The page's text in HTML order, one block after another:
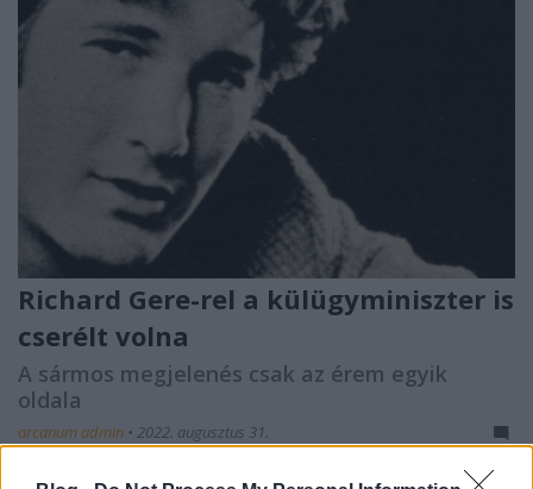
Richard Gere-rel a külügyminiszter is
cserélt volna
A sármos megjelenés csak az érem egyik
oldala
arcanum admin • 2022. augusztus 31.